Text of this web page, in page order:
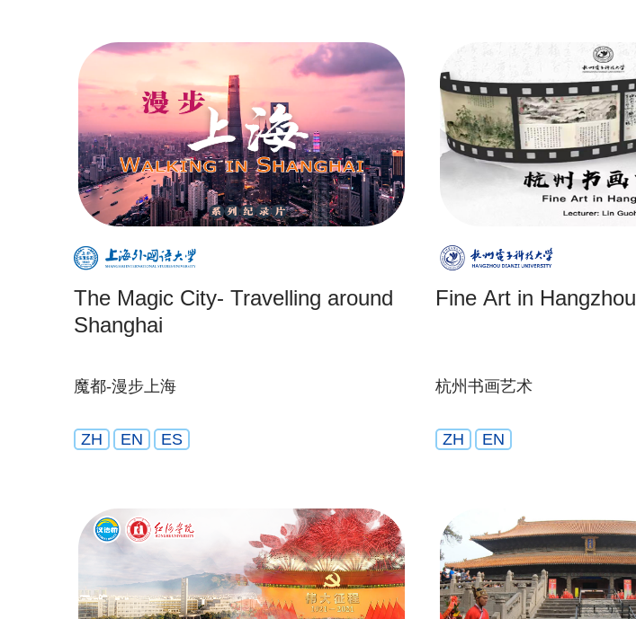
The Magic City- Travelling around
Shanghai
魔都-漫步上海
ZH EN ES
Fine Art in Hangzhou
杭州书画艺术
ZH EN